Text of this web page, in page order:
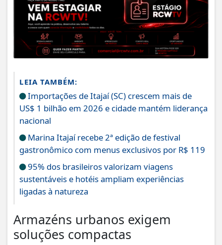
LEIA TAMBÉM:
Importações de Itajaí (SC) crescem mais de
US$ 1 bilhão em 2026 e cidade mantém liderança
nacional
Marina Itajaí recebe 2ª edição de festival
gastronômico com menus exclusivos por R$ 119
95% dos brasileiros valorizam viagens
sustentáveis e hotéis ampliam experiências
ligadas à natureza
Armazéns urbanos exigem
soluções compactas